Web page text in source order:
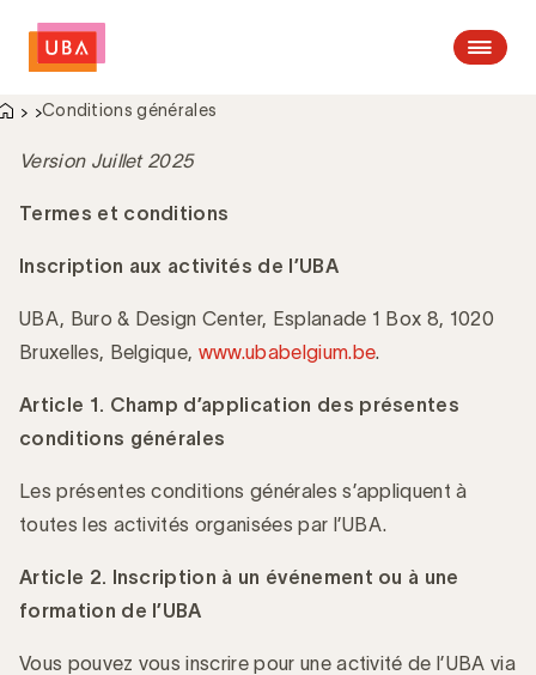
Open
‎ ‎ ‎ Conditions générales
Version Juillet 2025
Termes et conditions
Inscription aux activités de l’UBA
UBA, Buro & Design Center, Esplanade 1 Box 8, 1020
Bruxelles, Belgique, www.ubabelgium.be.
Article 1. Champ d’application des présentes
conditions générales
Les présentes conditions générales s’appliquent à
toutes les activités organisées par l’UBA.
Article 2. Inscription à un événement ou à une
formation de l’UBA
Vous pouvez vous inscrire pour une activité de l’UBA via